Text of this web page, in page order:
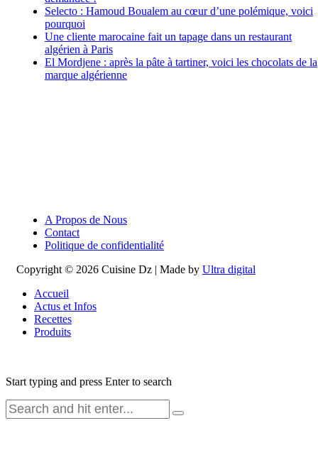
Selecto : Hamoud Boualem au cœur d’une polémique, voici
pourquoi
Une cliente marocaine fait un tapage dans un restaurant
algérien à Paris
El Mordjene : après la pâte à tartiner, voici les chocolats de la
marque algérienne
A Propos de Nous
Contact
Politique de confidentialité
Copyright © 2026 Cuisine Dz | Made by Ultra digital
Accueil
Actus et Infos
Recettes
Produits
Start typing and press Enter to search